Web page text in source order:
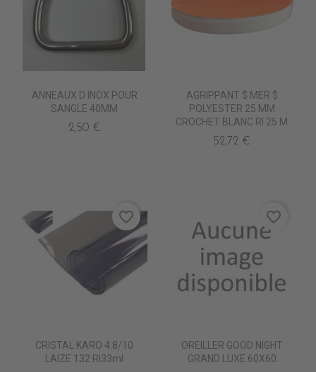
ANNEAUX D INOX POUR
SANGLE 40MM
2,50 €
AGRIPPANT $ MER $
POLYESTER 25 MM
CROCHET BLANC Rl 25 M
52,72 €
CRISTAL KARO 4.8/10
LAIZE 132 Rl33ml
favorite_border
OREILLER GOOD NIGHT
GRAND LUXE 60X60
favorite_border